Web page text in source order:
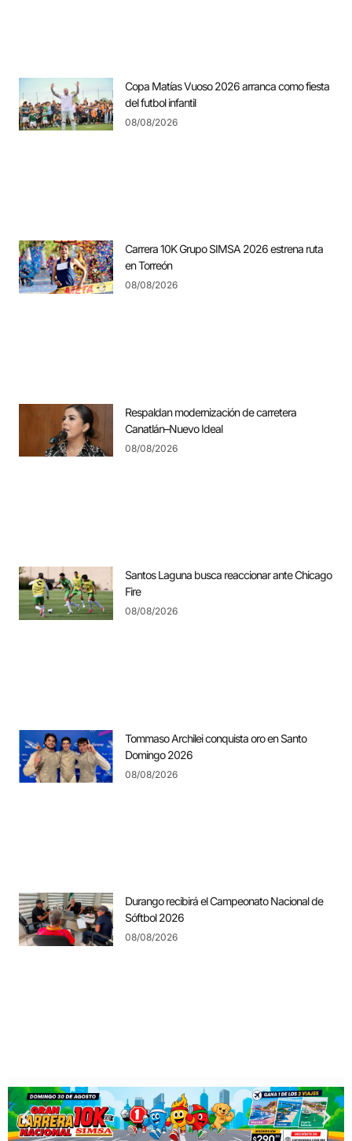
Copa Matías Vuoso 2026 arranca como fiesta
del futbol infantil
08/08/2026
Carrera 10K Grupo SIMSA 2026 estrena ruta
en Torreón
08/08/2026
Respaldan modernización de carretera
Canatlán–Nuevo Ideal
08/08/2026
Santos Laguna busca reaccionar ante Chicago
Fire
08/08/2026
Tommaso Archilei conquista oro en Santo
Domingo 2026
08/08/2026
Durango recibirá el Campeonato Nacional de
Sóftbol 2026
08/08/2026